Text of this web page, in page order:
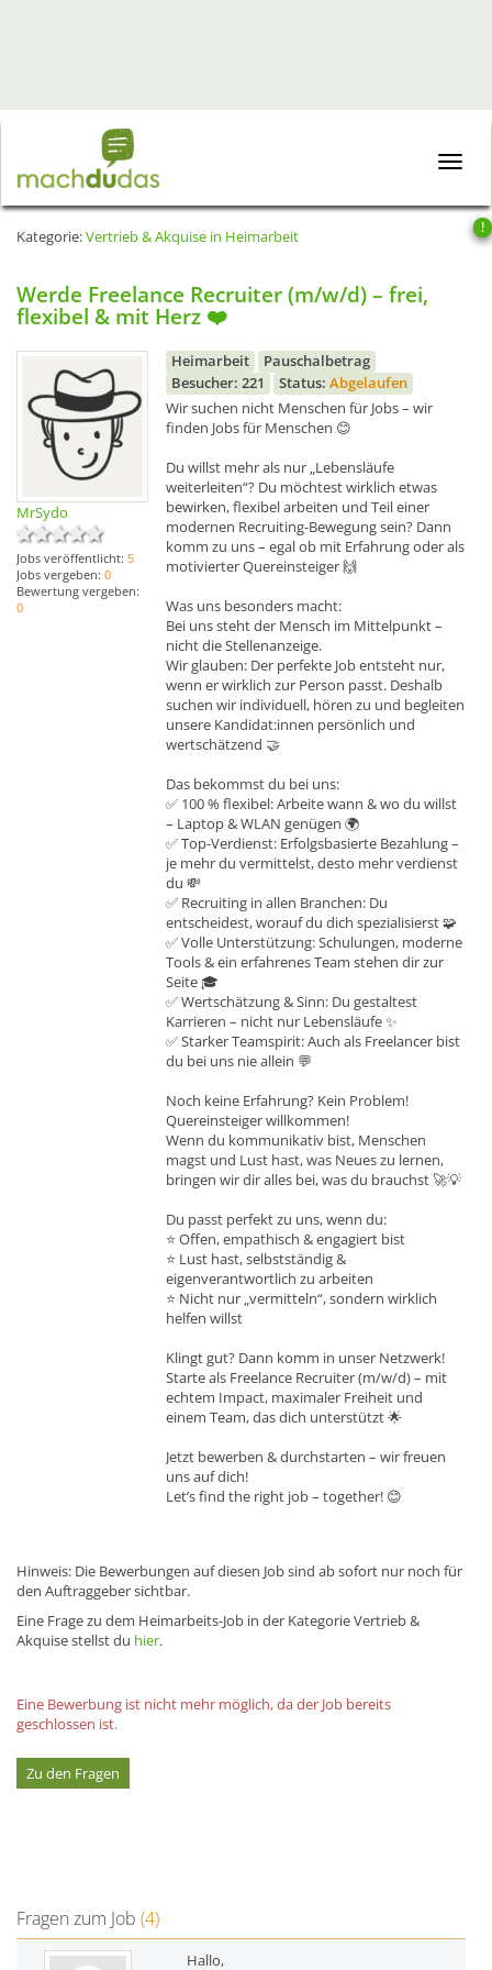
Toggle
!
Kategorie:Vertrieb & Akquise in Heimarbeit
Werde Freelance Recruiter (m/w/d) – frei,
flexibel & mit Herz ❤️
MrSydo
Jobs veröffentlicht: 5
Jobs vergeben: 0
Bewertung vergeben:
0
Heimarbeit
Pauschalbetrag
Besucher: 221
Status: Abgelaufen
Wir suchen nicht Menschen für Jobs – wir
finden Jobs für Menschen 😊
Du willst mehr als nur „Lebensläufe
weiterleiten“? Du möchtest wirklich etwas
bewirken, flexibel arbeiten und Teil einer
modernen Recruiting-Bewegung sein? Dann
komm zu uns – egal ob mit Erfahrung oder als
motivierter Quereinsteiger 🙌
Was uns besonders macht:
Bei uns steht der Mensch im Mittelpunkt –
nicht die Stellenanzeige.
Wir glauben: Der perfekte Job entsteht nur,
wenn er wirklich zur Person passt. Deshalb
suchen wir individuell, hören zu und begleiten
unsere Kandidat:innen persönlich und
wertschätzend 🤝
Das bekommst du bei uns:
✅ 100 % flexibel: Arbeite wann & wo du willst
– Laptop & WLAN genügen 🌍
✅ Top-Verdienst: Erfolgsbasierte Bezahlung –
je mehr du vermittelst, desto mehr verdienst
du 💸
✅ Recruiting in allen Branchen: Du
entscheidest, worauf du dich spezialisierst 🧩
✅ Volle Unterstützung: Schulungen, moderne
Tools & ein erfahrenes Team stehen dir zur
Seite 🎓
✅ Wertschätzung & Sinn: Du gestaltest
Karrieren – nicht nur Lebensläufe ✨
✅ Starker Teamspirit: Auch als Freelancer bist
du bei uns nie allein 💬
Noch keine Erfahrung? Kein Problem!
Quereinsteiger willkommen!
Wenn du kommunikativ bist, Menschen
magst und Lust hast, was Neues zu lernen,
bringen wir dir alles bei, was du brauchst 🚀💡
Du passt perfekt zu uns, wenn du:
⭐ Offen, empathisch & engagiert bist
⭐ Lust hast, selbstständig &
eigenverantwortlich zu arbeiten
⭐ Nicht nur „vermitteln“, sondern wirklich
helfen willst
Klingt gut? Dann komm in unser Netzwerk!
Starte als Freelance Recruiter (m/w/d) – mit
echtem Impact, maximaler Freiheit und
einem Team, das dich unterstützt 🌟
Jetzt bewerben & durchstarten – wir freuen
uns auf dich!
Let’s find the right job – together! 😊
Hinweis: Die Bewerbungen auf diesen Job sind ab sofort nur noch für
den Auftraggeber sichtbar.
Eine Frage zu dem Heimarbeits-Job in der Kategorie Vertrieb &
Akquise stellst du hier.
Eine Bewerbung ist nicht mehr möglich, da der Job bereits
geschlossen ist.
Zu den Fragen
Fragen zum Job (4)
Hallo,